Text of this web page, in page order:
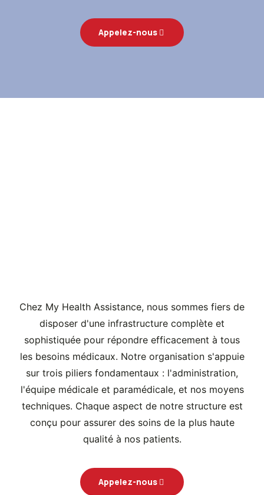
Appelez-nous
Chez My Health Assistance, nous sommes fiers de
disposer d'une infrastructure complète et
sophistiquée pour répondre efficacement à tous
les besoins médicaux. Notre organisation s'appuie
sur trois piliers fondamentaux : l'administration,
l'équipe médicale et paramédicale, et nos moyens
techniques. Chaque aspect de notre structure est
conçu pour assurer des soins de la plus haute
qualité à nos patients.
Appelez-nous